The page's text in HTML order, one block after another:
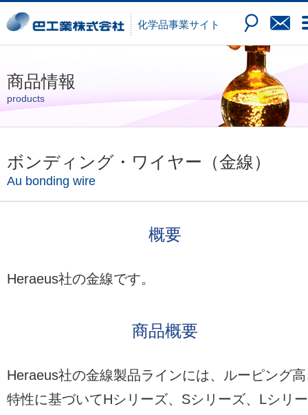
化学品事業サイト
商品情報
products
ボンディング・ワイヤー（金線）
Au bonding wire
概要
Heraeus社の金線です。
商品概要
Heraeus社の金線製品ラインには、ルーピング
特性に基づいてHシリーズ、Sシリーズ、Lシリー